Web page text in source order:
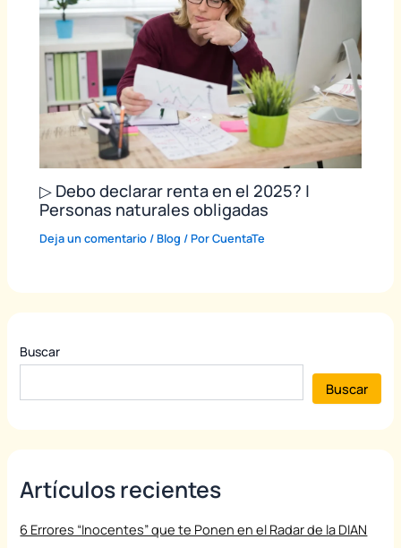
▷ Debo declarar renta en el 2025? |
Personas naturales obligadas
Deja un comentario/Blog / PorCuentaTe
Buscar
Buscar
Artículos recientes
6 Errores “Inocentes” que te Ponen en el Radar de la DIAN